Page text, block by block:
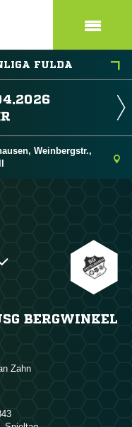
FULDA
Weinbergstr.,
BERGWINKEL
